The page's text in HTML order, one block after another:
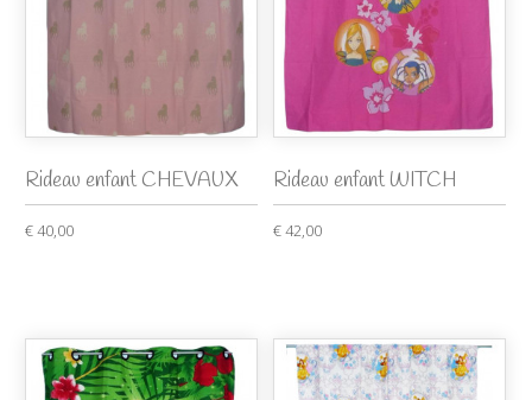
Rideau enfant CHEVAUX
€ 40,00
Rideau enfant WITCH
€ 42,00